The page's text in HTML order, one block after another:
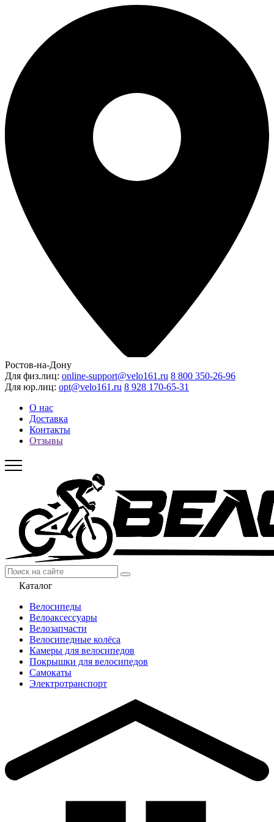
Ростов-на-Дону
Для физ.лиц: online-support@velo161.ru 8 800 350-26-96
Для юр.лиц: opt@velo161.ru 8 928 170-65-31
О нас
Доставка
Контакты
Отзывы
Каталог
Велосипеды
Велоаксессуары
Велозапчасти
Велосипедные колёса
Камеры для велосипедов
Покрышки для велосипедов
Самокаты
Электротранспорт